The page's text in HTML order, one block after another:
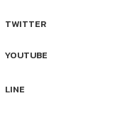
TWITTER
YOUTUBE
LINE